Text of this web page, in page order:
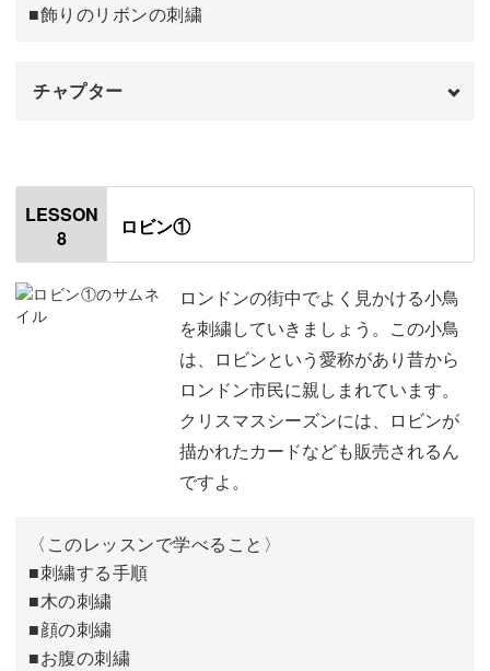
■飾りのリボンの刺繍
チャプター
はじめに
白いラインの刺繍をする
目と鼻の刺繍をする 03:29
リボンの刺繍をする 07:03
12:04
LESSON
8
ロビン①
ロンドンの街中でよく見かける小鳥
を刺繍していきましょう。この小鳥
は、ロビンという愛称があり昔から
ロンドン市民に親しまれています。
クリスマスシーズンには、ロビンが
描かれたカードなども販売されるん
ですよ。
〈このレッスンで学べること〉
■刺繍する手順
■木の刺繍
■顔の刺繍
■お腹の刺繍